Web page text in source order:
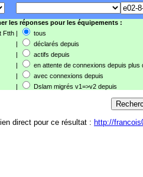
les réponses pour les équipements :
Ftth |
tous
|
déclarés depuis
|
actifs depuis
|
en attente de connexions depuis plus
|
avec connexions depuis
|
Dslam migrés v1=>v2 depuis
direct pour ce résultat : http://